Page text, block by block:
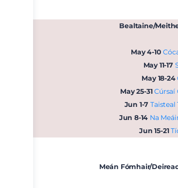
Bealtaine/
May 4-10
May 11-17
May 18-24
May 25-31 Cúrsaí
Jun 1-7 Taisteal
Jun 8-14 Na
Jun 15-21
Meán Fómhair/